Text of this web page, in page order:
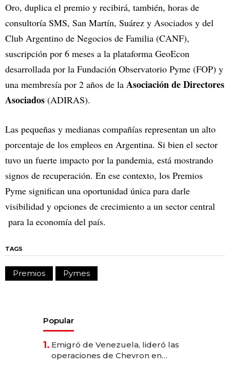
Oro, duplica el premio y recibirá, también, horas de
consultoría SMS, San Martín, Suárez y Asociados y del
Club Argentino de Negocios de Familia (CANF),
suscripción por 6 meses a la plataforma GeoEcon
desarrollada por la Fundación Observatorio Pyme (FOP) y
una membresía por 2 años de la Asociación de Directores
Asociados (ADIRAS).
Las pequeñas y medianas compañías representan un alto
porcentaje de los empleos en Argentina. Si bien el sector
tuvo un fuerte impacto por la pandemia, está mostrando
signos de recuperación. En ese contexto, los Premios
Pyme significan una oportunidad única para darle
visibilidad y opciones de crecimiento a un sector central
para la economía del país.
TAGS
Premios Pymes
Popular
1. Emigró de Venezuela, lideró las
operaciones de Chevron en